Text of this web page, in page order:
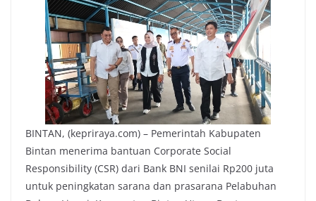
BINTAN, (kepriraya.com) – Pemerintah Kabupaten
Bintan menerima bantuan Corporate Social
Responsibility (CSR) dari Bank BNI senilai Rp200 juta
untuk peningkatan sarana dan prasarana Pelabuhan